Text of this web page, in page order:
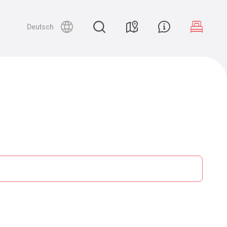
Deutsch